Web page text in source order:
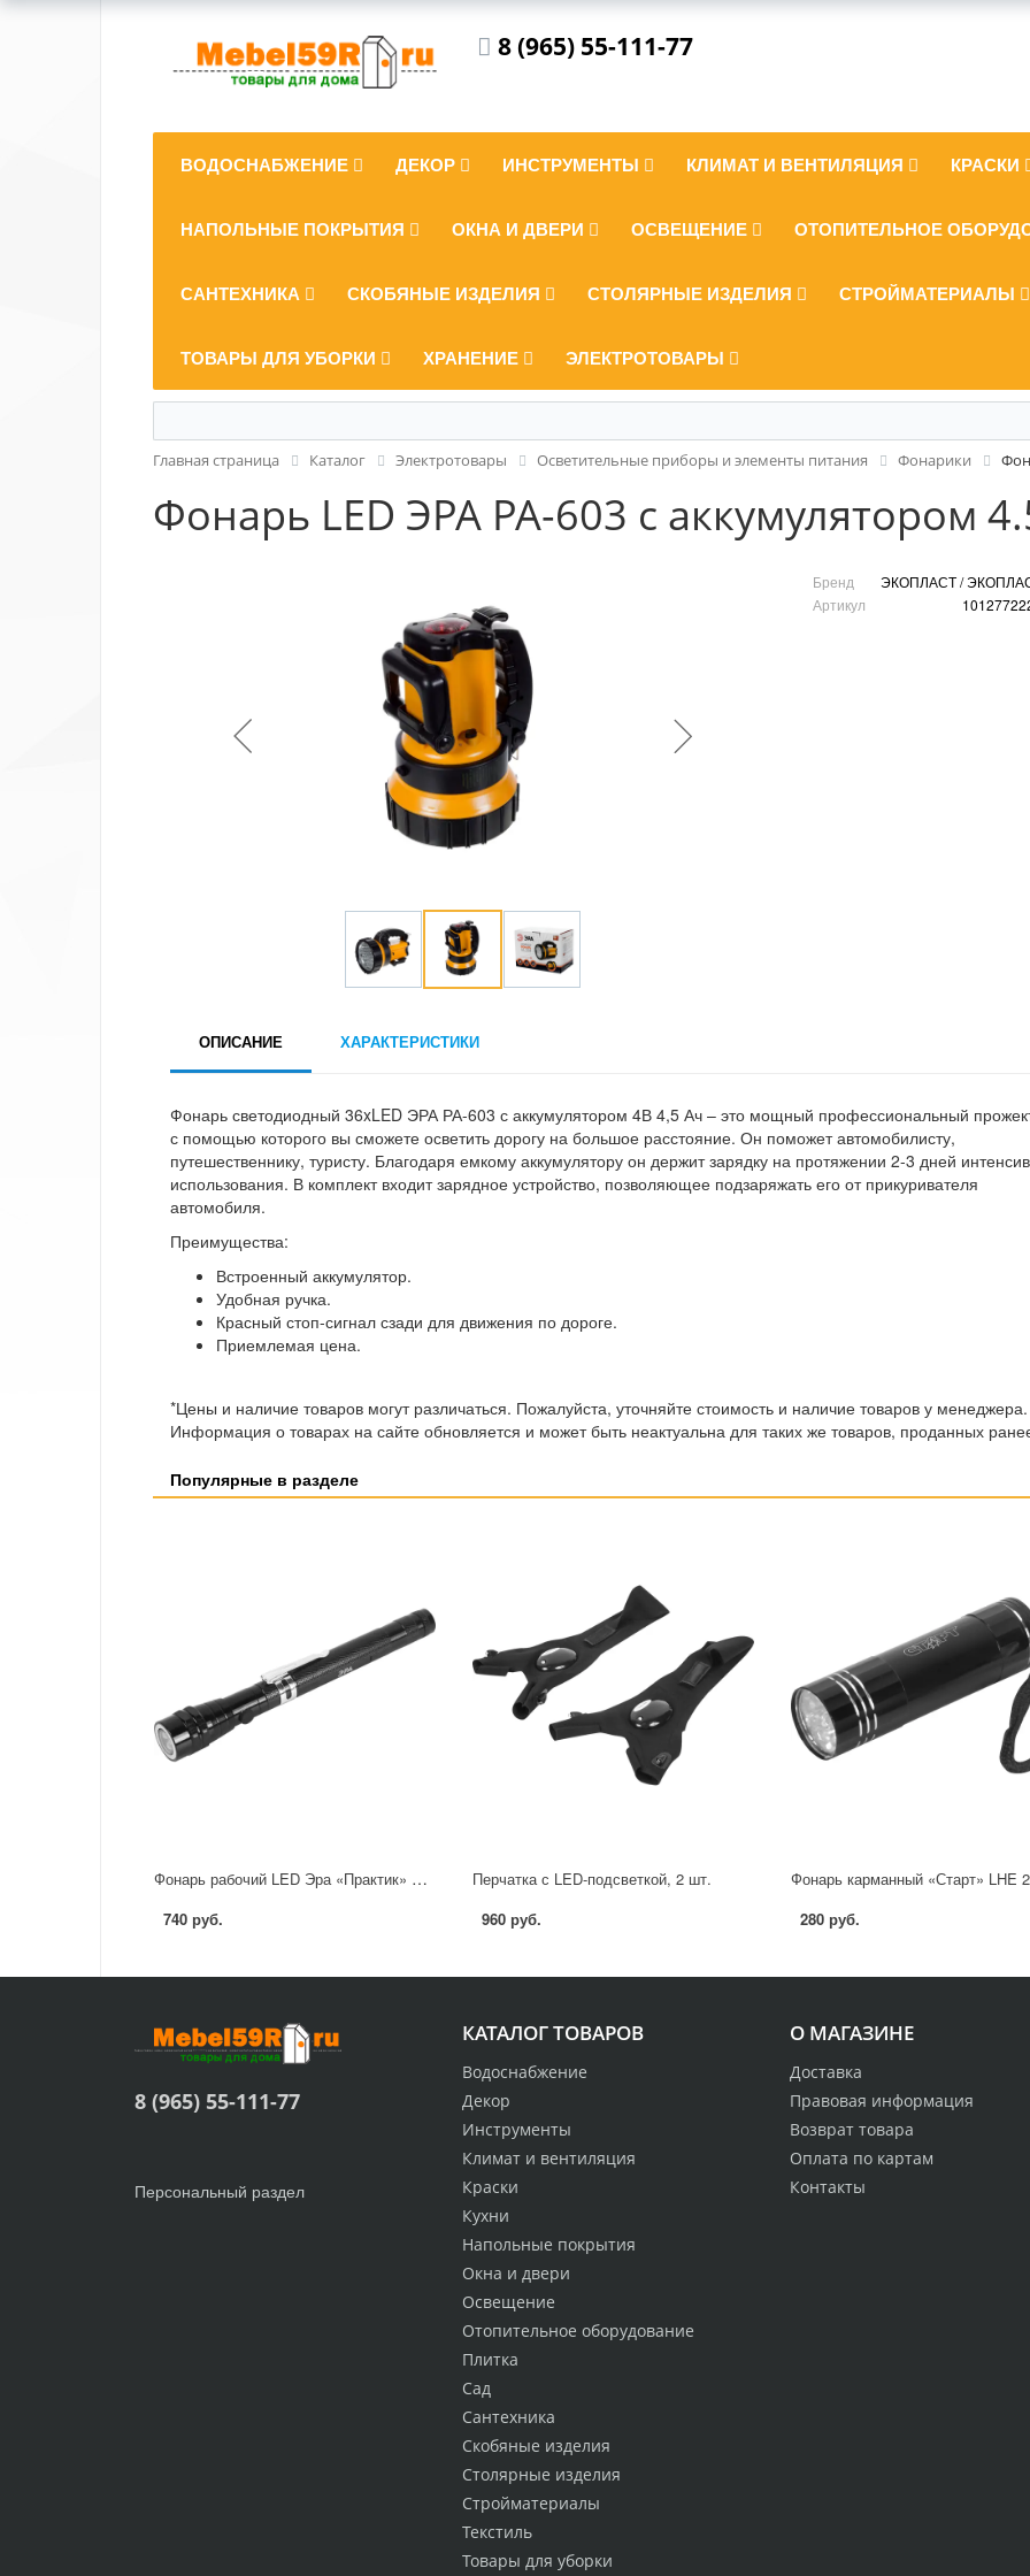
8 (965) 55-111-77
ВОДОСНАБЖЕНИЕ ДЕКОР ИНСТРУМЕНТЫ КЛИМАТ И ВЕНТИЛЯЦИЯ КРАСКИ
НАПОЛЬНЫЕ ПОКРЫТИЯ ОКНА И ДВЕРИ ОСВЕЩЕНИЕ ОТОПИТЕЛЬНОЕ
САНТЕХНИКА СКОБЯНЫЕ ИЗДЕЛИЯ СТОЛЯРНЫЕ ИЗДЕЛИЯ СТРОЙМАТЕРИАЛЫ
ТОВАРЫ ДЛЯ УБОРКИ ХРАНЕНИЕ ЭЛЕКТРОТОВАРЫ
Главная страница Каталог Электротовары Осветительные приборы и элементы питания Фонарики
Фонарь LED ЭРА PA-603 с аккумулятором
Бренд
ЭКОПЛАСТ /
Артикул
ОПИСАНИЕ ХАРАКТЕРИСТИКИ
Фонарь светодиодный 36xLED ЭРА РА-603 с аккумулятором 4В 4,5 Ач – это мощный профессиональный
с помощью которого вы сможете осветить дорогу на большое расстояние. Он поможет автомобилисту,
путешественнику, туристу. Благодаря емкому аккумулятору он держит зарядку на протяжении 2-3 дней
использования. В комплект входит зарядное устройство, позволяющее подзаряжать его от прикуривателя
автомобиля.
Преимущества:
Встроенный аккумулятор.
Удобная ручка.
Красный стоп-сигнал сзади для движения по дороге.
Приемлемая цена.
*Цены и наличие товаров могут различаться. Пожалуйста, уточняйте стоимость и наличие товаров у менеджера.
Информация о товарах на сайте обновляется и может быть неактуальна для таких же товаров, проданных
Популярные в разделе
Фонарь рабочий LED Эра «Практик» RB-602 телескопический с магнитом
740 руб.
Перчатка с LED-подсветкой, 2 шт.
960 руб.
Фонарь карманный «Старт» LHE
280 руб.
О МАГАЗИНЕ
Доставка
Правовая информация
Возврат товара
Оплата по картам
Контакты
КАТАЛОГ ТОВАРОВ
Водоснабжение
Декор
Инструменты
Климат и вентиляция
Краски
Кухни
Напольные покрытия
Окна и двери
Освещение
Отопительное оборудование
Плитка
Сад
Сантехника
Скобяные изделия
Столярные изделия
Стройматериалы
Текстиль
Товары для уборки
8 (965) 55-111-77
Персональный раздел